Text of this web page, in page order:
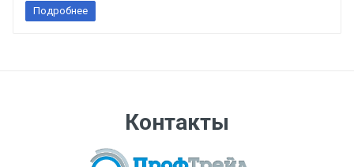
Подробнее
Контакты